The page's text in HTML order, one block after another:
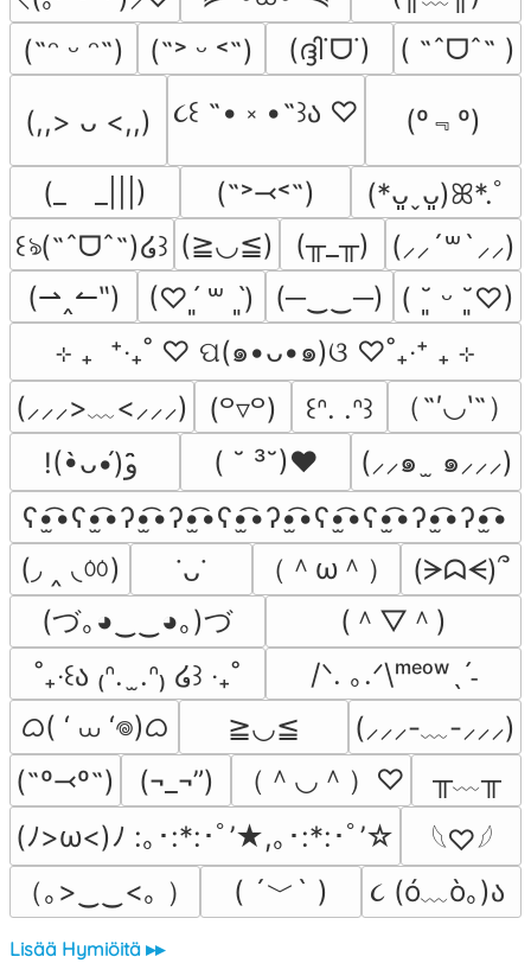
(˶ᵔ ᵕ ᵔ˶)
(˶˃ ᵕ ˂˶) (ദ്ദി˙ᗜ˙) ( ˶ˆᗜˆ˵ )
(,,> ᴗ <,,) ૮꒰ ˶• ༝ •˶꒱ა ♡ (º﹃º)
(_　_|||) (˶˃⤙˂˶)
(*ᴗ͈ˬᴗ͈)ꕤ*.ﾟ
꒰ঌ(˶ˆᗜˆ˵)໒꒱ (≧◡≦) (╥_╥)
(⸝⸝´꒳`⸝⸝)
(⇀‸↼‶)
(♡ˊ͈ ꒳ ˋ͈) (─‿‿─)
( ˘͈ ᵕ ˘͈♡)
⊹ ₊  ⁺‧₊˚ ♡ ପ(๑•ᴗ•๑)ଓ ♡˚₊‧⁺ ₊ ⊹
(⸝⸝⸝>﹏<⸝⸝⸝)
(꒪▿꒪) ꒰ᐢ. .ᐢ꒱
（˶′◡‵˶）
( ˘ ³˘)♥
(⸝⸝๑  ̫ ๑⸝⸝⸝)
ʕ•̫͡•ʕ•̫͡•ʔ•̫͡•ʔ•̫͡•ʕ•̫͡•ʔ•̫͡•ʕ•̫͡•ʕ•̫͡•ʔ•̫͡•ʔ•̫͡•
(◞ ‸ ◟ㆀ)
˙ᴗ˙ （＾ω＾）
(ᗒᗣᗕ)՞
(づ｡◕‿‿◕｡)づ
(＾▽＾)
˚₊‧꒰ა ₍ᐢ.  ̫.ᐢ₎ ໒꒱ ‧₊˚
/ᐠ. ｡.ᐟ\ᵐᵉᵒʷˎˊ˗
ᜊ( ‘ ⩊ ‘𖦹)ᜊ
≧◡≦
(⸝⸝⸝-﹏-⸝⸝⸝)
(˶º⤙º˶)
(¬_¬”) （＾◡＾）♡
╥﹏╥
(ﾉ>ω<)ﾉ :｡･:*:･ﾟ’★,｡･:*:･ﾟ’☆
𓆩♡𓆪
（｡>‿‿<｡ ）
( ´﹀` ) ૮ (ó﹏ò｡)ა
Lisää Hymiöitä ▸▸